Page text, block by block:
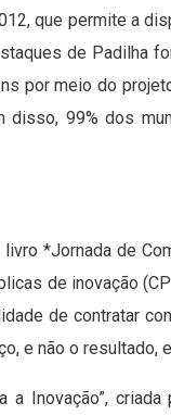
que permite a
de Padilha
por meio do
disso, 99% dos
*Jornada de
de inovação
de contratar
e não o resultado,
Inovação”,